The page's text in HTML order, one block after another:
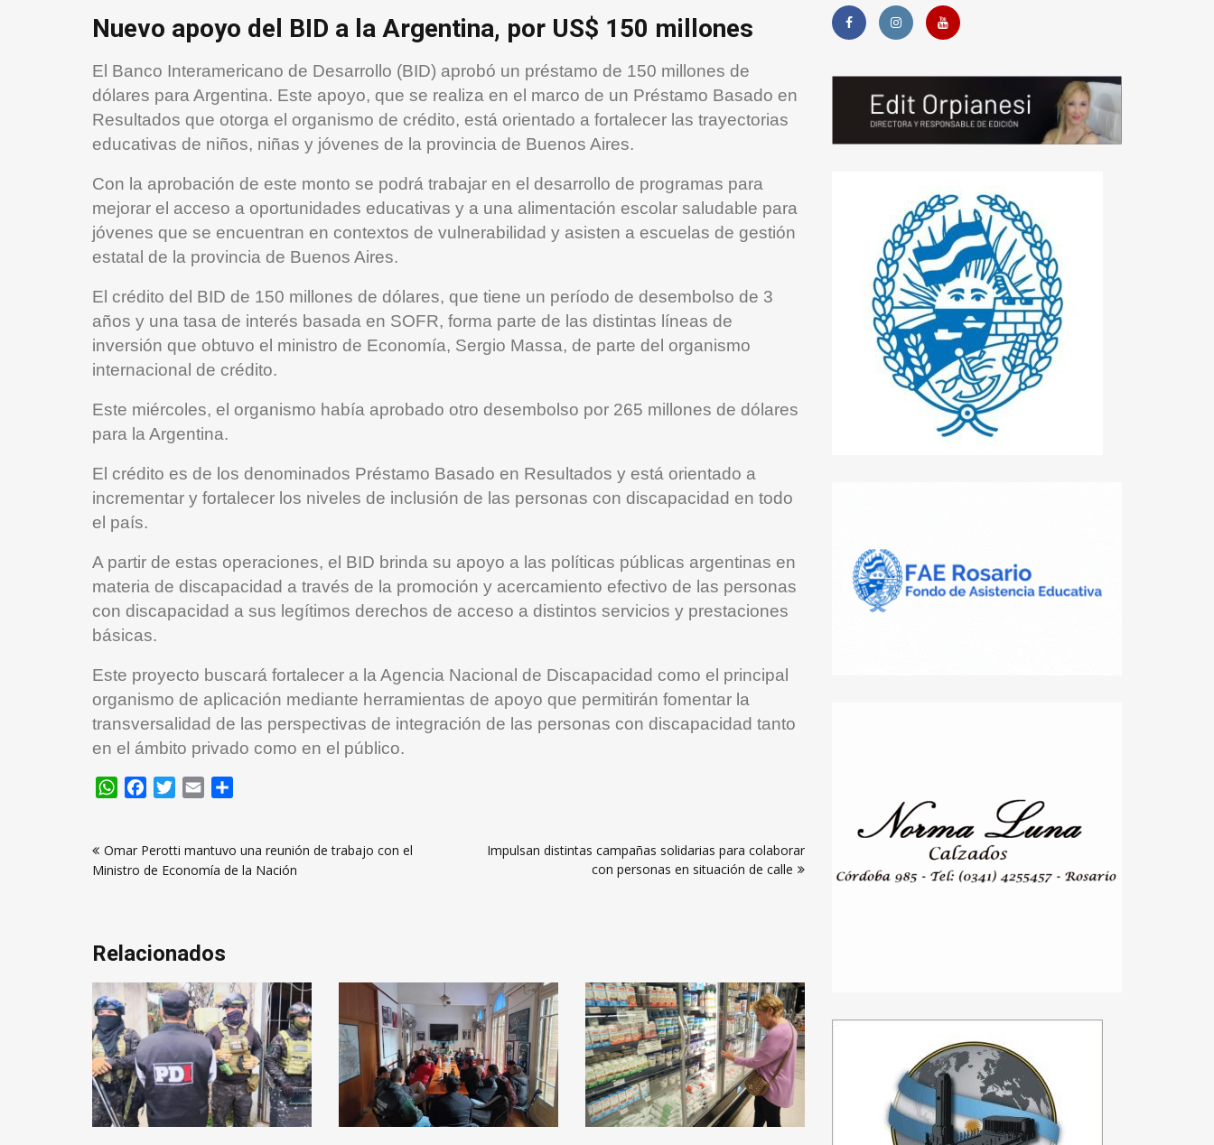
Nuevo apoyo del BID a la Argentina, por US$ 150 millones
El Banco Interamericano de Desarrollo (BID) aprobó un préstamo de 150 millones de
dólares para Argentina. Este apoyo, que se realiza en el marco de un Préstamo Basado en
Resultados que otorga el organismo de crédito, está orientado a fortalecer las trayectorias
educativas de niños, niñas y jóvenes de la provincia de Buenos Aires.
Con la aprobación de este monto se podrá trabajar en el desarrollo de programas para
mejorar el acceso a oportunidades educativas y a una alimentación escolar saludable para
jóvenes que se encuentran en contextos de vulnerabilidad y asisten a escuelas de gestión
estatal de la provincia de Buenos Aires.
El crédito del BID de 150 millones de dólares, que tiene un período de desembolso de 3
años y una tasa de interés basada en SOFR, forma parte de las distintas líneas de
inversión que obtuvo el ministro de Economía, Sergio Massa, de parte del organismo
internacional de crédito.
Este miércoles, el organismo había aprobado otro desembolso por 265 millones de dólares
para la Argentina.
El crédito es de los denominados Préstamo Basado en Resultados y está orientado a
incrementar y fortalecer los niveles de inclusión de las personas con discapacidad en todo
el país.
A partir de estas operaciones, el BID brinda su apoyo a las políticas públicas argentinas en
materia de discapacidad a través de la promoción y acercamiento efectivo de las personas
con discapacidad a sus legítimos derechos de acceso a distintos servicios y prestaciones
básicas.
Este proyecto buscará fortalecer a la Agencia Nacional de Discapacidad como el principal
organismo de aplicación mediante herramientas de apoyo que permitirán fomentar la
transversalidad de las perspectivas de integración de las personas con discapacidad tanto
en el ámbito privado como en el público.
WhatsApp
FacebookTwitter
Email
deOmar Perotti mantuvo una reunión de trabajo con el
Ministro de Economía de la Nación
Impulsan distintas campañas solidarias para colaborar
con personas en situación de calle
Relacionados